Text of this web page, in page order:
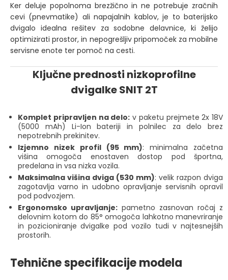
Ker deluje popolnoma brezžično in ne potrebuje zračnih
cevi (pnevmatike) ali napajalnih kablov, je to baterijsko
dvigalo idealna rešitev za sodobne delavnice, ki želijo
optimizirati prostor, in nepogrešljiv pripomoček za mobilne
servisne enote ter pomoč na cesti.
Ključne prednosti nizkoprofilne
dvigalke SNIT 2T
Komplet pripravljen na delo: v paketu prejmete 2x 18V
(5000 mAh) Li-Ion bateriji in polnilec za delo brez
nepotrebnih prekinitev.
Izjemno nizek profil (95 mm): minimalna začetna
višina omogoča enostaven dostop pod športna,
predelana in vsa nizka vozila.
Maksimalna višina dviga (530 mm): velik razpon dviga
zagotavlja varno in udobno opravljanje servisnih opravil
pod podvozjem.
Ergonomsko upravljanje: pametno zasnovan ročaj z
delovnim kotom do 85° omogoča lahkotno manevriranje
in pozicioniranje dvigalke pod vozilo tudi v najtesnejših
prostorih.
Tehnične specifikacije modela